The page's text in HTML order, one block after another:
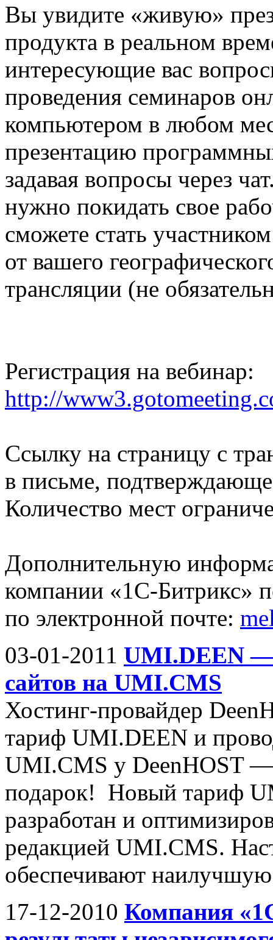
Вы увидите «живую»
продукта в реальном
интересующие вас
проведения семинаров
компьютером в любом
презентацию
задавая вопросы через
нужно покидать свое
сможете стать
от вашего
трансляции (не
Регистрация на вебинар:
http://
Ссылку на страницу с
в письме,
Количество мест
Дополнительную
компании «1С-Битрикс»
по электронной почте:
03-01-2011 UMI.DEEN
сайтов на UMI.CMS
Хостинг-провайдер
тариф UMI.DEEN и
UMI.CMS у DeenHOST —
подарок! Новый тариф
разработан и
редакцией UMI.CMS.
обеспечивают
17-12-2010 Компания